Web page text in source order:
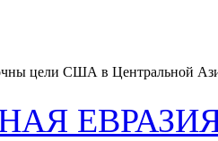
цели США в Центральной